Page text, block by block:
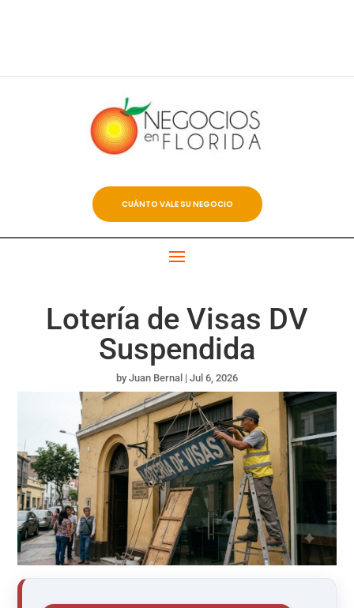
CUÁNTO VALE SU NEGOCIO
Lotería de Visas DV
Suspendida
by Juan Bernal | Jul 6, 2026